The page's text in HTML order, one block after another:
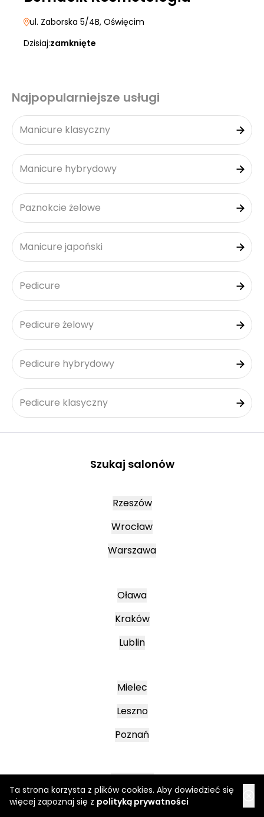
Ta strona korzysta z plików cookies. Aby dowiedzieć się
więcej zapoznaj się z polityką prywatności
ul. Zaborska 5/4B, Oświęcim
Dzisiaj:zamknięte
Najpopularniejsze usługi
Manicure klasyczny
Manicure hybrydowy
Paznokcie żelowe
Manicure japoński
Pedicure
Pedicure żelowy
Pedicure hybrydowy
Pedicure klasyczny
Szukaj salonów
Rzeszów
Wrocław
Warszawa
Oława
Kraków
Lublin
Mielec
Leszno
Poznań
Jasło